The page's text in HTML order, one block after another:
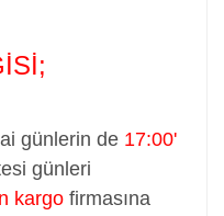
günlerin de 17:00'
günleri
kargo firmasına